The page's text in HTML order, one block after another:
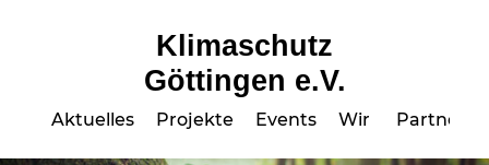
Klimaschutz
Göttingen e.V.
Aktuelles Projekte Events Wir Partner